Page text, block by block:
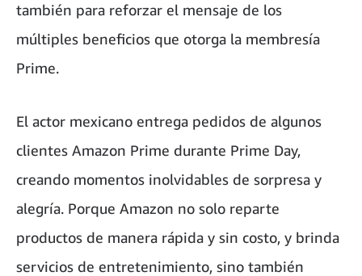
también para reforzar el mensaje de los
múltiples beneficios que otorga la membresía
Prime.
El actor mexicano entrega pedidos de algunos
clientes Amazon Prime durante Prime Day,
creando momentos inolvidables de sorpresa y
alegría. Porque Amazon no solo reparte
productos de manera rápida y sin costo, y brinda
servicios de entretenimiento, sino también